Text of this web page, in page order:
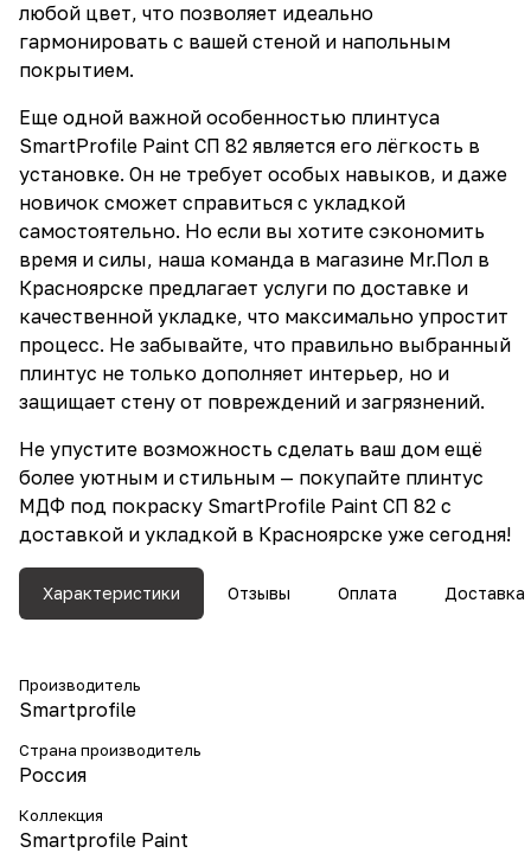
любой цвет, что позволяет идеально
гармонировать с вашей стеной и напольным
покрытием.
Еще одной важной особенностью плинтуса
SmartProfile Paint СП 82 является его лёгкость в
установке. Он не требует особых навыков, и даже
новичок сможет справиться с укладкой
самостоятельно. Но если вы хотите сэкономить
время и силы, наша команда в магазине Mr.Пол в
Красноярске предлагает услуги по доставке и
качественной укладке, что максимально упростит
процесс. Не забывайте, что правильно выбранный
плинтус не только дополняет интерьер, но и
защищает стену от повреждений и загрязнений.
Не упустите возможность сделать ваш дом ещё
более уютным и стильным — покупайте плинтус
МДФ под покраску SmartProfile Paint СП 82 с
доставкой и укладкой в Красноярске уже сегодня!
Характеристики Отзывы Оплата Доставка
Производитель
Smartprofile
Страна производитель
Россия
Коллекция
Smartprofile Paint